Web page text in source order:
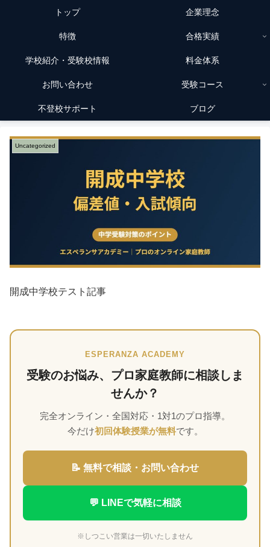
トップ 企業理念
特徴 合格実績
学校紹介・受験校情報 料金体系
お問い合わせ 受験コース
不登校サポート ブログ
Uncategorized
開成中学校テスト記事
ESPERANZA ACADEMY
受験のお悩み、プロ家庭教師に相談しま
せんか？
完全オンライン・全国対応・1対1のプロ指導。
今だけ初回体験授業が無料です。
📝 無料で相談・お問い合わせ
💬 LINEで気軽に相談
※しつこい営業は一切いたしません